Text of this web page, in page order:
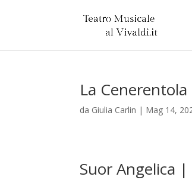
La
da Giulia Carlin | Mag 14,
Suor Angelica |